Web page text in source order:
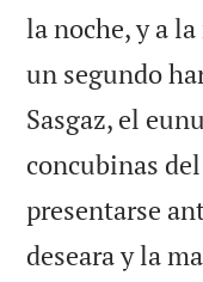
la noche, y a
un segundo
Sasgaz, el
concubinas
presentarse
deseara y la